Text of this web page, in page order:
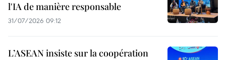
l'IA de manière responsable
31/07/2026 09:12
L’ASEAN insiste sur la coopération